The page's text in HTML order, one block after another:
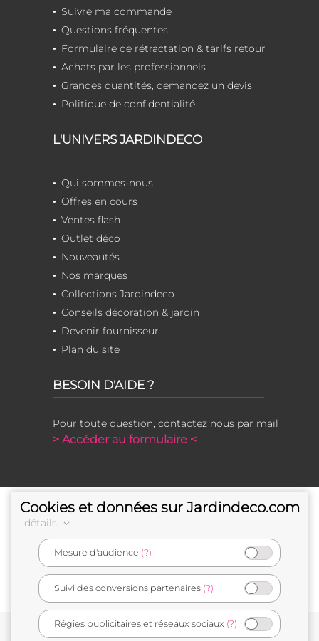
Suivre ma commande
Questions fréquentes
Formulaire de rétractation & tarifs retour
Achats par les professionnels
Grandes quantités, demandez un devis
Politique de confidentialité
L'UNIVERS JARDINDECO
Qui sommes-nous
Offres en cours
Ventes flash
Outlet déco
Nouveautés
Nos marques
Collections Jardindeco
Conseils décoration & jardin
Devenir fournisseur
Plan du site
BESOIN D'AIDE ?
Pour toute question, contactez nous par mail
> Accéder au formulaire <
e-commerçant français
Cookies et données sur Jardindeco.com
détails
Mesure d'audience (?)
Suivi des conversions partenaires (?)
Régies publicitaires et réseaux sociaux (?)